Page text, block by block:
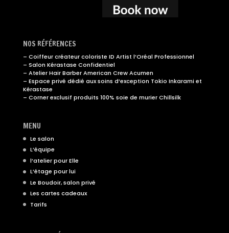
NOS RÉFÉRENCES
– Coiffeur créateur coloriste ID Artist l’Oréal Professionnel
– Salon Kérastase Confidentiel
– Atelier Hair Barber American Crew Acumen
– Espace privé dédié aux soins d’exception Tokio Inkarami et
Kérastase
– Corner exclusif produits 100% soie de murier Chillsilk
MENU
Le salon
L’équipe
l’atelier pour Elle
L’étage pour lui
Le Boudoir, salon privé
Les cartes cadeaux
Tarifs